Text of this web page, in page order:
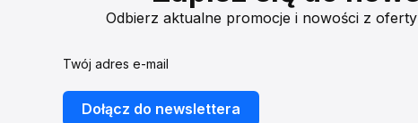
Odbierz aktualne promocje i nowości z
Twój adres e-mail
Dołącz do newslettera